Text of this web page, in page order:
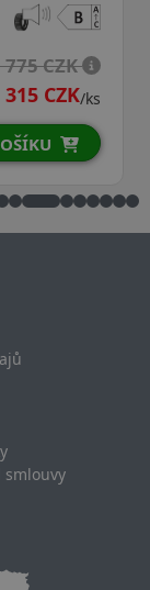
775 CZK
315 CZK/ks